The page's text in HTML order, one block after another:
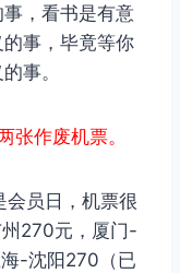
，看书是有意
事，毕竟等你
事。
作废机票。
员日，机票很
270元，厦门-
-沈阳270（已